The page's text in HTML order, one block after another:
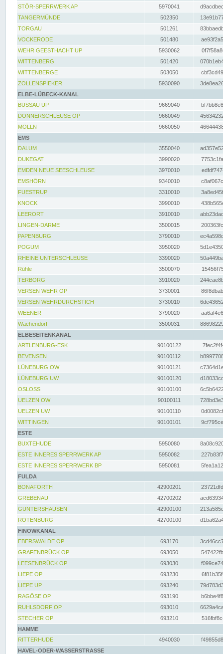
STÖR-SPERRWERK AP 5970041
TANGERMÜNDE
502350
TORGAU
501261
VOCKERODE
501480
WEHR GEESTHACHT UP
5930062
WITTENBERG
501420
WITTENBERGE
503050
ZOLLENSPIEKER
5930090
ELBE-LÜBECK-KANAL
BÜSSAU UP
9669040
DONNERSCHLEUSE OP
9660049
MÖLLN
9660050
EMS
DALUM
3550040
DUKEGAT
3990020
EMDEN NEUE SEESCHLEUSE
3970010
EMSHÖRN
9340010
FUESTRUP
3310010
KNOCK
3990010
LEERORT
3910010
LINGEN-DARME
3500015
PAPENBURG
3790010
POGUM
3950020
RHEINE UNTERSCHLEUSE
3390020
Rühle
3500070
TERBORG
3910020
VERSEN WEHR OP
3730001
VERSEN WEHRDURCHSTICH
3730010
WEENER
3790020
Wachendorf
3500031
ELBESEITENKANAL
ARTLENBURG-ESK
90100122
BEVENSEN
90100112
LÜNEBURG OW
90100121
LÜNEBURG UW
90100120
OSLOSS
90100100
UELZEN OW
90100111
UELZEN UW
90100110
WITTINGEN
90100101
ESTE
BUXTEHUDE
5950080
ESTE INNERES SPERRWERK AP
5950082
ESTE INNERES SPERRWERK BP
5950081
FULDA
BONAFORTH
42900201
GREBENAU
42700202
GUNTERSHAUSEN
42900100
ROTENBURG
42700100
FINOWKANAL
EBERSWALDE OP
693170
GRAFENBRÜCK OP
693050
LEESENBRÜCK OP
693030
LIEPE OP
693230
LIEPE UP
693240
RAGÖSE OP
693190
RUHLSDORF OP
693010
STECHER OP
693210
HAMME
RITTERHUDE
4940030
HAVEL-ODER-WASSERSTRASSE